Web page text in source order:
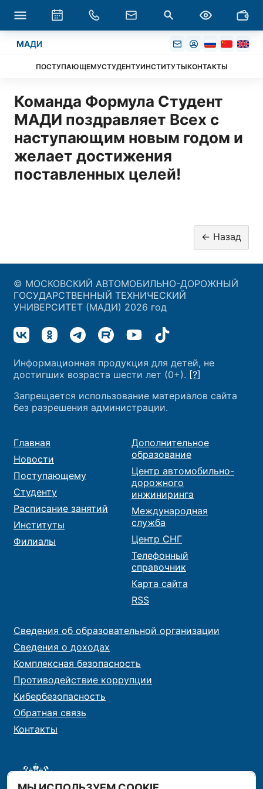
МАДИ
ПОСТУПАЮЩЕМУСТУДЕНТУИНСТИТУТЫКОНТАКТЫ
Команда Формула Студент
МАДИ поздравляет Всех с
наступающим новым годом и
желает достижения
поставленных целей!
© МОСКОВСКИЙ АВТОМОБИЛЬНО-ДОРОЖНЫЙ
ГОСУДАРСТВЕННЫЙ ТЕХНИЧЕСКИЙ
УНИВЕРСИТЕТ (МАДИ) 2026 год
Информационная продукция для детей, не
достигших возраста шести лет (0+). [?]
Запрещается использование материалов сайта
без разрешения администрации.
Главная
Новости
Поступающему
Студенту
Расписание занятий
Институты
Филиалы
Дополнительное
образование
Центр автомобильно-
дорожного
инжиниринга
Международная
служба
Центр СНГ
Телефонный
справочник
Карта сайта
RSS
Сведения об образовательной организации
Сведения о доходах
Комплексная безопасность
Противодействие коррупции
Кибербезопасность
Обратная связь
Контакты